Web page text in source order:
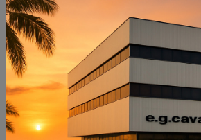
NON PERDERTI ANCHE: